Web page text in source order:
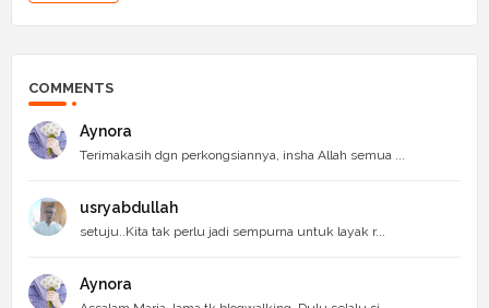
COMMENTS
Aynora
Terimakasih dgn perkongsiannya, insha Allah semua ...
usryabdullah
setuju..Kita tak perlu jadi sempurna untuk layak r...
Aynora